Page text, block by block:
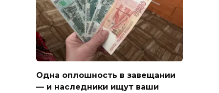
Одна оплошность в завещании
— и наследники ищут ваши